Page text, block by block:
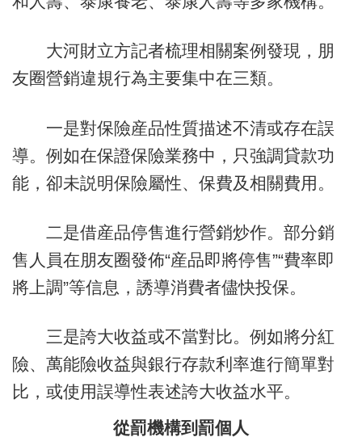
大河財立方記者梳理相關案例發現，朋
友圈營銷違規行為主要集中在三類。
一是對保險産品性質描述不清或存在誤
導。例如在保證保險業務中，只強調貸款功
能，卻未説明保險屬性、保費及相關費用。
二是借産品停售進行營銷炒作。部分銷
售人員在朋友圈發佈“産品即將停售”“費率即
將上調”等信息，誘導消費者儘快投保。
三是誇大收益或不當對比。例如將分紅
險、萬能險收益與銀行存款利率進行簡單對
比，或使用誤導性表述誇大收益水平。
從罰機構到罰個人